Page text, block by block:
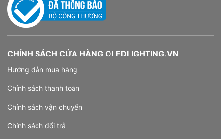
CHÍNH SÁCH CỬA HÀNG OLEDLIGHTING.VN
Hướng dẫn mua hàng
Chính sách thanh toán
Chính sách vận chuyển
Chính sách đổi trả